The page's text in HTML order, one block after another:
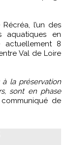
l’un des
aquatiques en
actuellement 8
Val de Loire
la préservation
sont en phase
de